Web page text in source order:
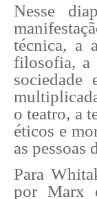
Nesse
técnica, a
filosofia, a
sociedade
o teatro, a
éticos e
as pessoas
Para
por Marx